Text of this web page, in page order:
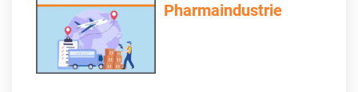
Pharmaindustrie